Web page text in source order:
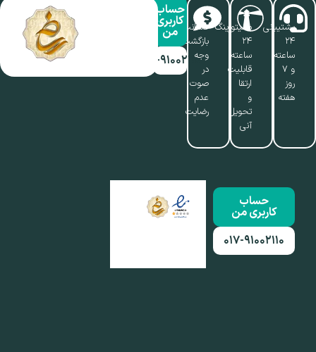
پشتیبانی
۲۴
ساعته
و ۷
روز
هفته
مانیتورینگ
۲۴
ساعته،
قابلیت
ارتقا
تحویل
آنی
ضمانت
بازگشت
وجه
در
صوت
عدم
رضایت
حساب
کاربری
من
۰۱۷-۹۱۰۰۲۱۱۰
حساب
کاربری من
۰۱۷-۹۱۰۰۲۱۱۰